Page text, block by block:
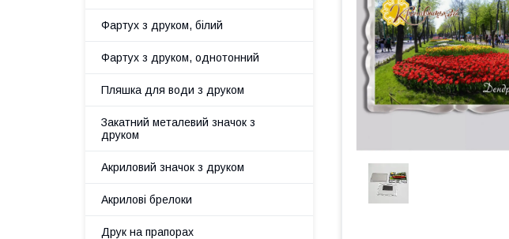
Фартух з друком, білий
Фартух з друком, однотонний
Пляшка для води з друком
Закатний металевий значок з
друком
Акриловий значок з друком
Акрилові брелоки
Друк на прапорах